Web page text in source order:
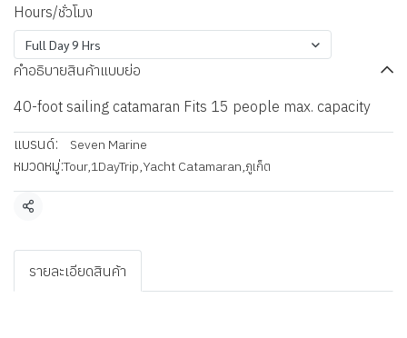
Hours/ชั่วโมง
Full Day 9 Hrs
คำอธิบายสินค้าแบบย่อ
40-foot sailing catamaran Fits 15 people max. capacity
แบรนด์: Seven Marine
หมวดหมู่:Tour,1DayTrip,Yacht Catamaran,ภูเก็ต
แชร์
รายละเอียดสินค้า